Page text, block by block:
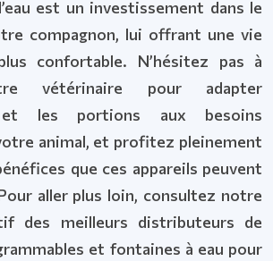
est un investissement dans le
compagnon, lui offrant une vie
confortable. N’hésitez pas à
vétérinaire pour adapter
et les portions aux besoins
animal, et profitez pleinement
que ces appareils peuvent
aller plus loin, consultez notre
des meilleurs distributeurs de
et fontaines à eau pour